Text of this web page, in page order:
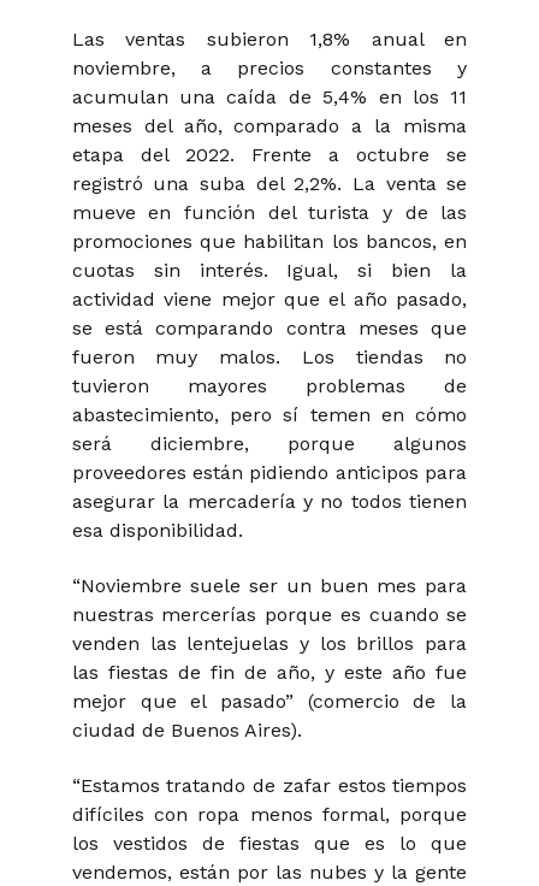
Las ventas subieron 1,8% anual en
noviembre, a precios constantes y
acumulan una caída de 5,4% en los 11
meses del año, comparado a la misma
etapa del 2022. Frente a octubre se
registró una suba del 2,2%. La venta se
mueve en función del turista y de las
promociones que habilitan los bancos, en
cuotas sin interés. Igual, si bien la
actividad viene mejor que el año pasado,
se está comparando contra meses que
fueron muy malos. Los tiendas no
tuvieron mayores problemas de
abastecimiento, pero sí temen en cómo
será diciembre, porque algunos
proveedores están pidiendo anticipos para
asegurar la mercadería y no todos tienen
esa disponibilidad.
“Noviembre suele ser un buen mes para
nuestras mercerías porque es cuando se
venden las lentejuelas y los brillos para
las fiestas de fin de año, y este año fue
mejor que el pasado” (comercio de la
ciudad de Buenos Aires).
“Estamos tratando de zafar estos tiempos
difíciles con ropa menos formal, porque
los vestidos de fiestas que es lo que
vendemos, están por las nubes y la gente